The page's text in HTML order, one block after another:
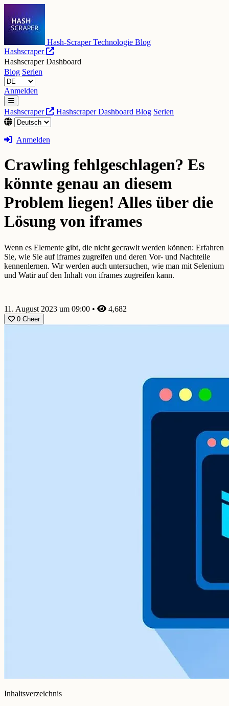
Hash-Scraper Technologie Blog
Hashscraper
Hashscraper Dashboard
Blog Serien
Anmelden
Hashscraper Hashscraper Dashboard Blog Serien
Anmelden
Crawling fehlgeschlagen? Es
könnte genau an diesem
Problem liegen! Alles über die
Lösung von iframes
Wenn es Elemente gibt, die nicht gecrawlt werden können: Erfahren
Sie, wie Sie auf iframes zugreifen und deren Vor- und Nachteile
kennenlernen. Wir werden auch untersuchen, wie man mit Selenium
und Watir auf den Inhalt von iframes zugreifen kann.
11. August 2023 um 09:00 • 4,682
0 Cheer
Inhaltsverzeichnis